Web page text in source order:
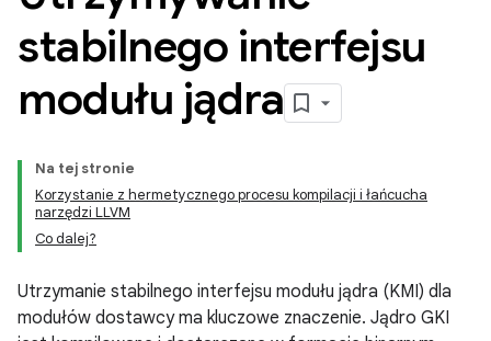
stabilnego interfejsu
modułu jądra
Na tej stronie
Korzystanie z hermetycznego procesu kompilacji i łańcucha
narzędzi LLVM
Co dalej?
Utrzymanie stabilnego interfejsu modułu jądra (KMI) dla
modułów dostawcy ma kluczowe znaczenie. Jądro GKI